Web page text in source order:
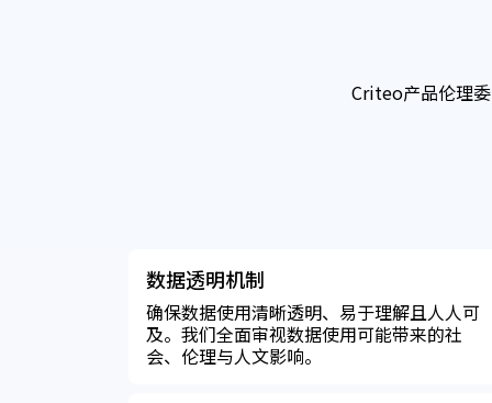
Criteo产品伦理
数据透明机制
确保数据使用清晰透明、易于理解且人人可
及。我们全面审视数据使用可能带来的社
会、伦理与人文影响。